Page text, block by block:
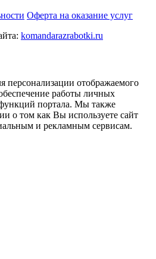
Оферта на оказание услуг
komandarazrabotki.ru
персонализации отображаемого
работы личных
портала. Мы также
о том как Вы используете сайт
и рекламным сервисам.